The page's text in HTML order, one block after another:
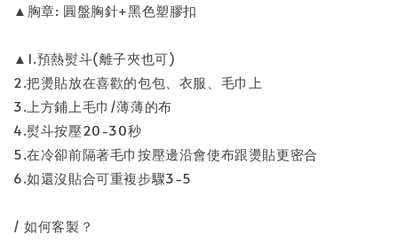
▲胸章: 圓盤胸針+黑色塑膠扣
▲1.預熱熨斗(離子夾也可)
2.把燙貼放在喜歡的包包、衣服、毛巾上
3.上方鋪上毛巾/薄薄的布
4.熨斗按壓20-30秒
5.在冷卻前隔著毛巾按壓邊沿會使布跟燙貼更密合
6.如還沒貼合可重複步驟3-5
/ 如何客製？